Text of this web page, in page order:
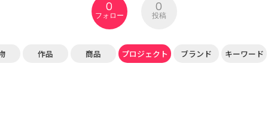
0
フォロー
0
投稿
作品 商品 プロジェクト ブランド キーワード